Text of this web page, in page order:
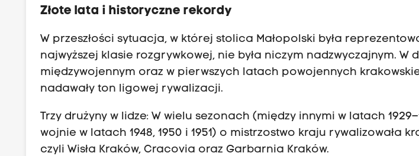
Złote lata i historyczne rekordy
W przeszłości sytuacja, w której stolica Małopolski była
najwyższej klasie rozgrywkowej, nie była niczym nadzwyczajnym. W
międzywojennym oraz w pierwszych latach powojennych
nadawały ton ligowej rywalizacji.
Trzy drużyny w lidze: W wielu sezonach (między innymi w latach
wojnie w latach 1948, 1950 i 1951) o mistrzostwo kraju rywalizowała
czyli Wisła Kraków, Cracovia oraz Garbarnia Kraków.